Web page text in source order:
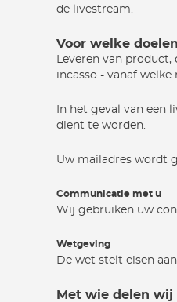
de livestream.
Voor welke
Leveren van
incasso - vanaf
In het geval van een
dient te worden.
Uw mailadres wordt
Communicatie met u
Wij gebruiken uw
Wetgeving
De wet stelt eisen
Met wie delen wij